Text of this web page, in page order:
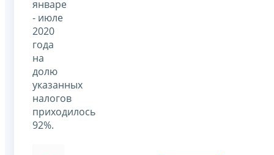
январе
- июле
2020
года
на
долю
указанных
налогов
приходилось
92%.